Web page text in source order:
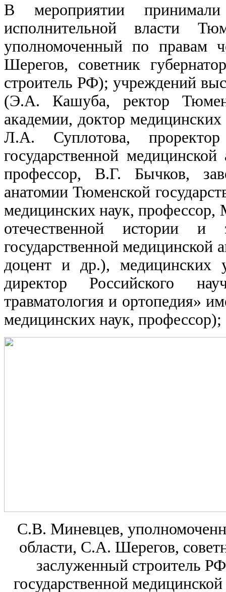
В мероприятии принимали
исполнительной власти
уполномоченный по правам
Шерегов, советник
строитель РФ); учреждений
(Э.А. Кашуба, ректор
академии, доктор
Л.А. Суплотова,
государственной
профессор, В.Г. Бычков,
анатомии Тюменской
медицинских наук,
отечественной истории и
государственной медицинской
доцент и др.), медицинских
директор Российского
травматология и ортопедия»
медицинских наук,
С.В. Миневцев,
области, С.А. Шерегов,
заслуженный строитель
государственной